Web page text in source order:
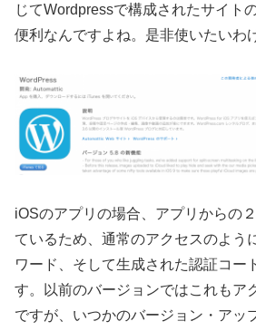
じてWordpressで構成されたサイト
便利なんですよね。是非使いたいわ
iOSのアプリの場合、アプリからの
ているため、通常のアクセスのよう
ワード、そして生成された認証コー
す。以前のバージョンではこれもア
ですが、いつかのバージョン・アッ